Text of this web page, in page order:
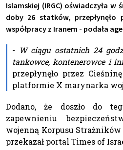
Islamskiej (IRGC) oświadczyła
doby 26 statków, przepłynęło
współpracy z Iranem - podała
- W ciągu ostatnich 24
tankowce, kontenerowce i
przepłynęło przez
platformie X marynarka
Dodano, że doszło do
zapewnieniu
wojenną Korpusu
przekazał portal Times of